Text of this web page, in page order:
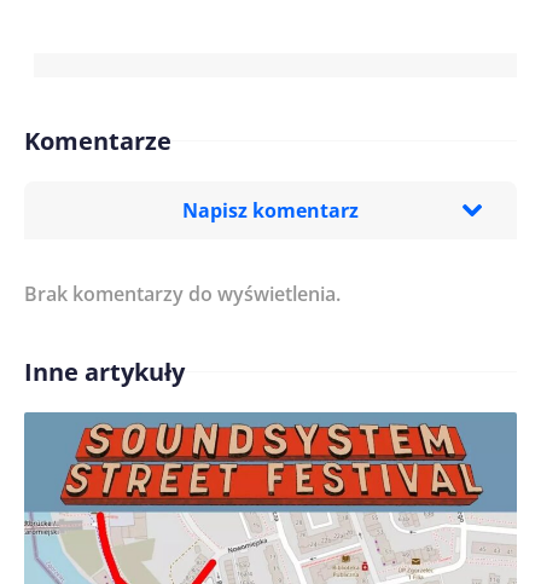
Komentarze
Napisz komentarz
Treść komentarza*
Imię/ Nick*
Brak komentarzy do wyświetlenia.
Inne artykuły